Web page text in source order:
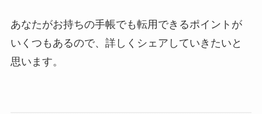
あなたがお持ちの手帳でも転用できるポイントが
いくつもあるので、詳しくシェアしていきたいと
思います。